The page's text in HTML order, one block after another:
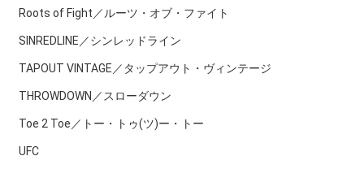
Roots of Fight／ルーツ・オブ・ファイト
SINREDLINE／シンレッドライン
TAPOUT VINTAGE／タップアウト・ヴィンテージ
THROWDOWN／スローダウン
Toe 2 Toe／トー・トゥ(ツ)ー・トー
UFC